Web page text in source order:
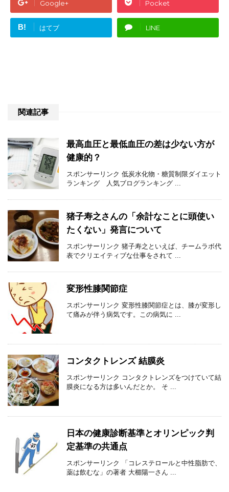
Google+ Pocket
B! はてブ LINE
関連記事
最高血圧と最低血圧の差は少ない方が
健康的？
スポンサーリンク 低炭水化物・糖質制限ダイエット
ランキング 人気ブログランキング ...
猪子寿之さんの「余計なことに頭使い
たくない」発言について
スポンサーリンク 猪子寿之といえば、チームラボ代
表でクリエイティブな仕事をされて ...
変形性膝関節症
スポンサーリンク 変形性膝関節症とは、膝が変形し
て痛みが伴う病気です。この病気に ...
コンタクトレンズ 結膜炎
スポンサーリンク コンタクトレンズをつけていて結
膜炎になる方は多いんだとか。 そ ...
日本の健康診断基準とオリンピック判
定基準の共通点
スポンサーリンク 「コレステロールと中性脂肪で、
薬は飲むな」の著者 大櫛陽一さん ...